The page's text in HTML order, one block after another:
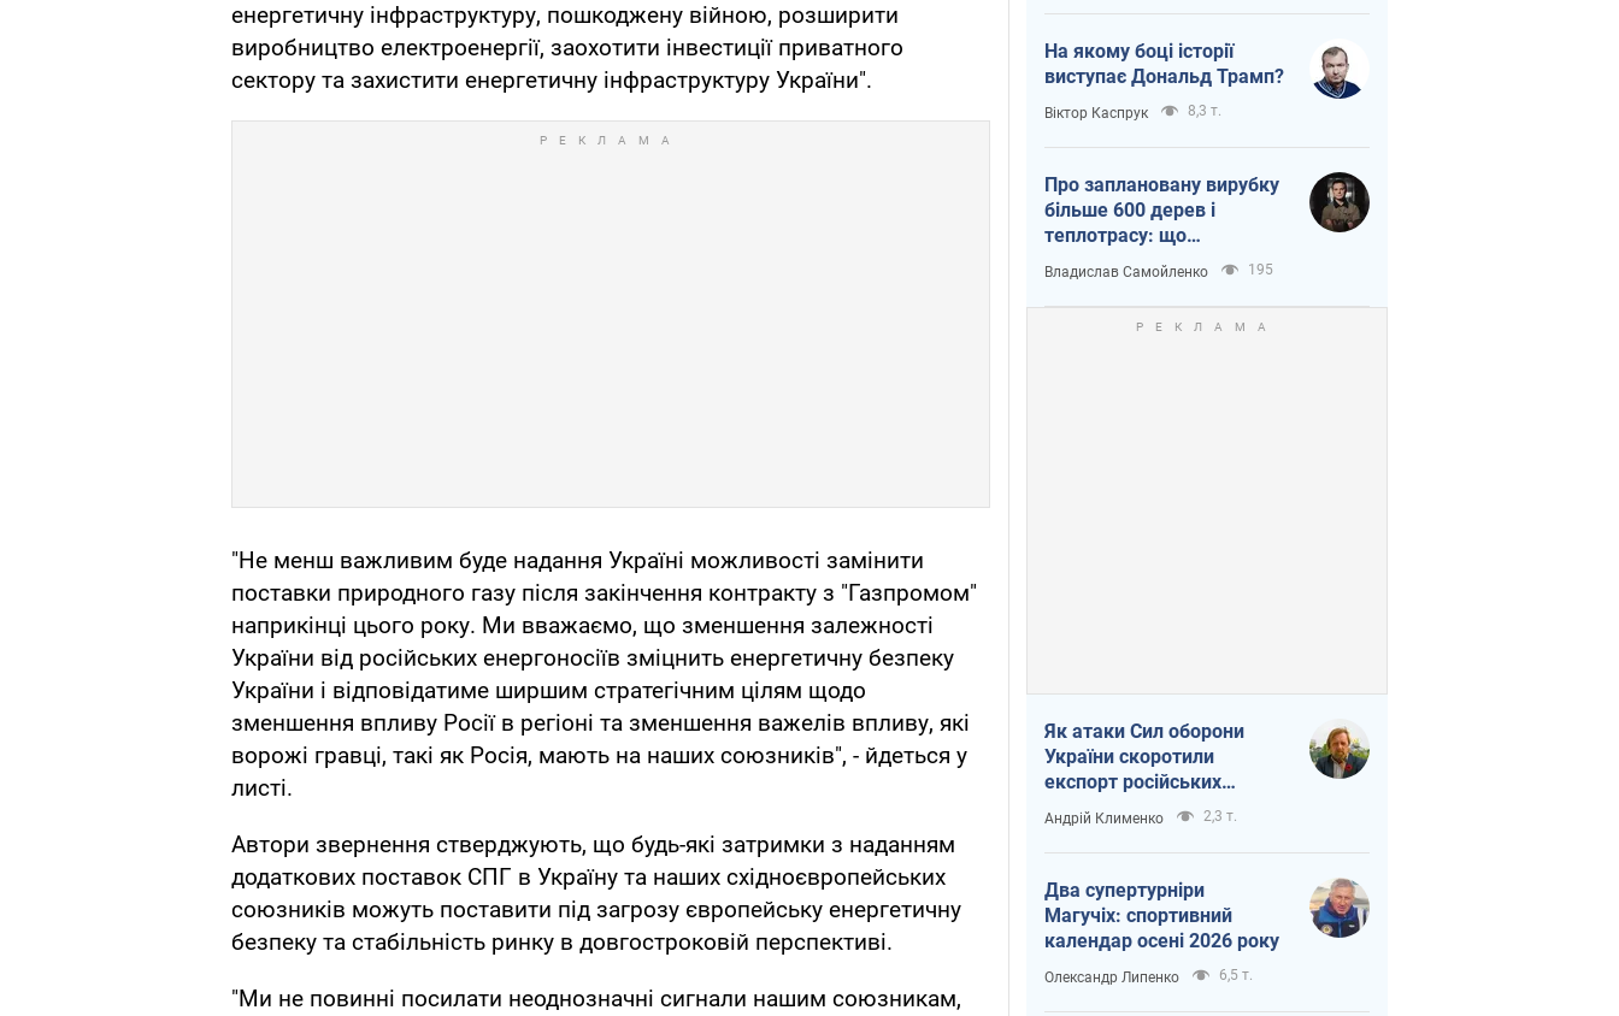
енергетичну інфраструктуру, пошкоджену війною, розширити
виробництво електроенергії, заохотити інвестиції приватного
сектору та захистити енергетичну інфраструктуру України".
"Не менш важливим буде надання Україні можливості замінити
поставки природного газу після закінчення контракту з "Газпромом"
наприкінці цього року. Ми вважаємо, що зменшення залежності
України від російських енергоносіїв зміцнить енергетичну безпеку
України і відповідатиме ширшим стратегічним цілям щодо
зменшення впливу Росії в регіоні та зменшення важелів впливу, які
ворожі гравці, такі як Росія, мають на наших союзників", - йдеться у
листі.
Автори звернення стверджують, що будь-які затримки з наданням
додаткових поставок СПГ в Україну та наших східноєвропейських
союзників можуть поставити під загрозу європейську енергетичну
безпеку та стабільність ринку в довгостроковій перспективі.
"Ми не повинні посилати неоднозначні сигнали нашим союзникам,
На якому боці історії
виступає Дональд Трамп?
Віктор Каспрук 8,3 т.
Про заплановану вирубку
більше 600 дерев і
теплотрасу: що
відбувається на Теремках
у Києві
Владислав Самойленко 195
Як атаки Сил оборони
України скоротили
експорт російських
нафтопродуктів
Андрій Клименко 2,3 т.
Два супертурніри
Магучіх: спортивний
календар осені 2026 року
Олександр Липенко 6,5 т.